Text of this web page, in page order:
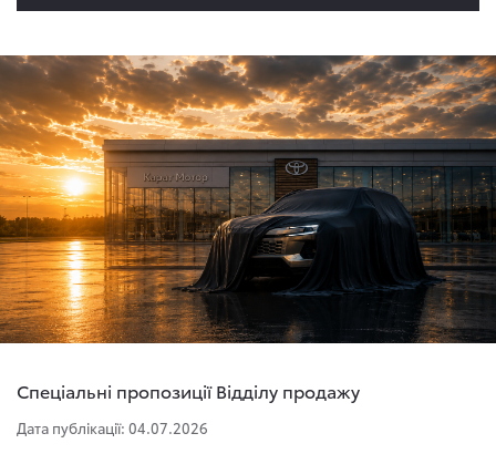
Спеціальні пропозиції Відділу продажу
Дата публікації: 04.07.2026